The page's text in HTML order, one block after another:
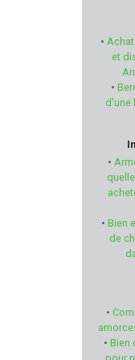
•
et
•
d'une
•
• Bien
de
•
• Bien